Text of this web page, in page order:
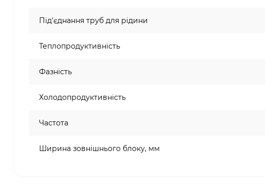
Під'єднання труб для рідини
Теплопродуктивність
Фазність
Холодопродуктивність
Частота
Ширина зовнішнього блоку, мм